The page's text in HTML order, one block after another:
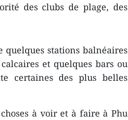
des clubs de plage, des
quelques stations balnéaires
et quelques bars ou
certaines des plus belles
à voir et à faire à Phu